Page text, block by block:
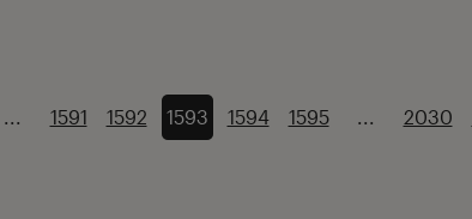
... 1591 1592 1593 1594 1595 ... 2030